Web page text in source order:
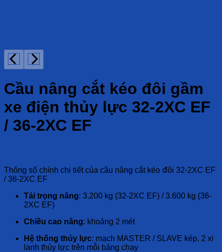
Cầu nâng cắt kéo đôi gầm
xe điện thủy lực 32-2XC EF
/ 36-2XC EF
Thông số chính chi tiết của cầu nâng cắt kéo đôi 32-2XC EF
/ 36-2XC EF
Tải trọng nâng: 3.200 kg (32-2XC EF) / 3.600 kg (36-
2XC EF)
Chiều cao nâng: khoảng 2 mét
Hệ thống thủy lực: mạch MASTER / SLAVE kép, 2 xi
lanh thủy lực trên mỗi bảng chạy